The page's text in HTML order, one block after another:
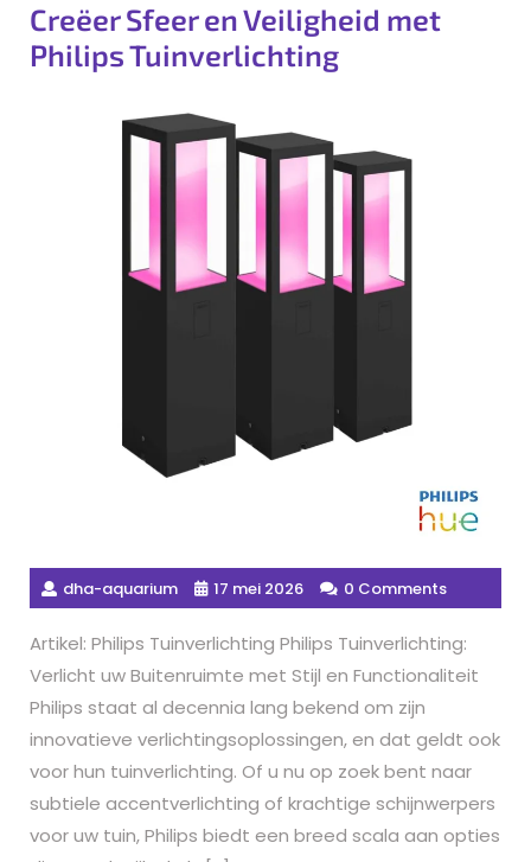
Creëer Sfeer en Veiligheid met
Philips Tuinverlichting
dha-aquarium 17 mei 2026 0 Comments
Artikel: Philips Tuinverlichting Philips Tuinverlichting:
Verlicht uw Buitenruimte met Stijl en Functionaliteit
Philips staat al decennia lang bekend om zijn
innovatieve verlichtingsoplossingen, en dat geldt ook
voor hun tuinverlichting. Of u nu op zoek bent naar
subtiele accentverlichting of krachtige schijnwerpers
voor uw tuin, Philips biedt een breed scala aan opties